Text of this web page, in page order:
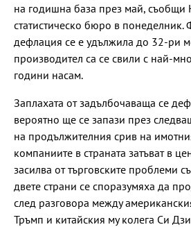
на годишна база през май, съобщи
статистическо бюро в понеделник.
дефлация се е удължила до 32-ри
производител са се свили с най-
години насам.
Заплахата от задълбочаваща се
вероятно ще се запази през
на продължителния срив на
компаниите в страната затъват в
засилва от търговските проблеми
двете страни се споразумяха да
след разговора между
Тръмп и китайския му колега Си